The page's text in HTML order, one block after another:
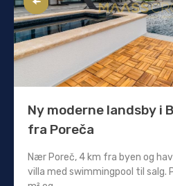
Ny moderne landsby i
fra Poreča
Nær Poreč, 4 km fra byen og
villa med swimmingpool til salg.